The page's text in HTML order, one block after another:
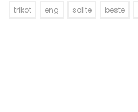
trikot
eng sollte beste